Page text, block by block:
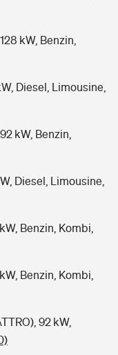
kW, Benzin,
Diesel, Limousine,
kW, Benzin,
Diesel, Limousine,
Benzin, Kombi,
Benzin, Kombi,
92 kW,